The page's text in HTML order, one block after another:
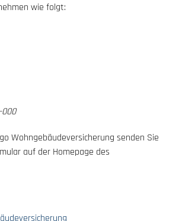
wie folgt:
000
Wohngebäudeversicherung senden Sie
auf der Homepage des